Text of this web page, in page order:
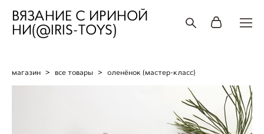
ВЯЗАНИЕ С ИРИНОЙ
НИ(@IRIS-TOYS)
магазин > все товары > оленёнок (мастер-класс)